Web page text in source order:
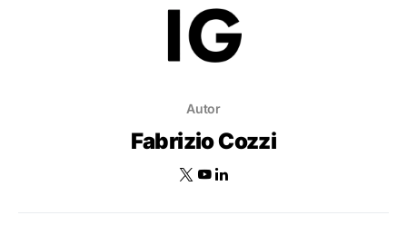
Autor
Fabrizio Cozzi